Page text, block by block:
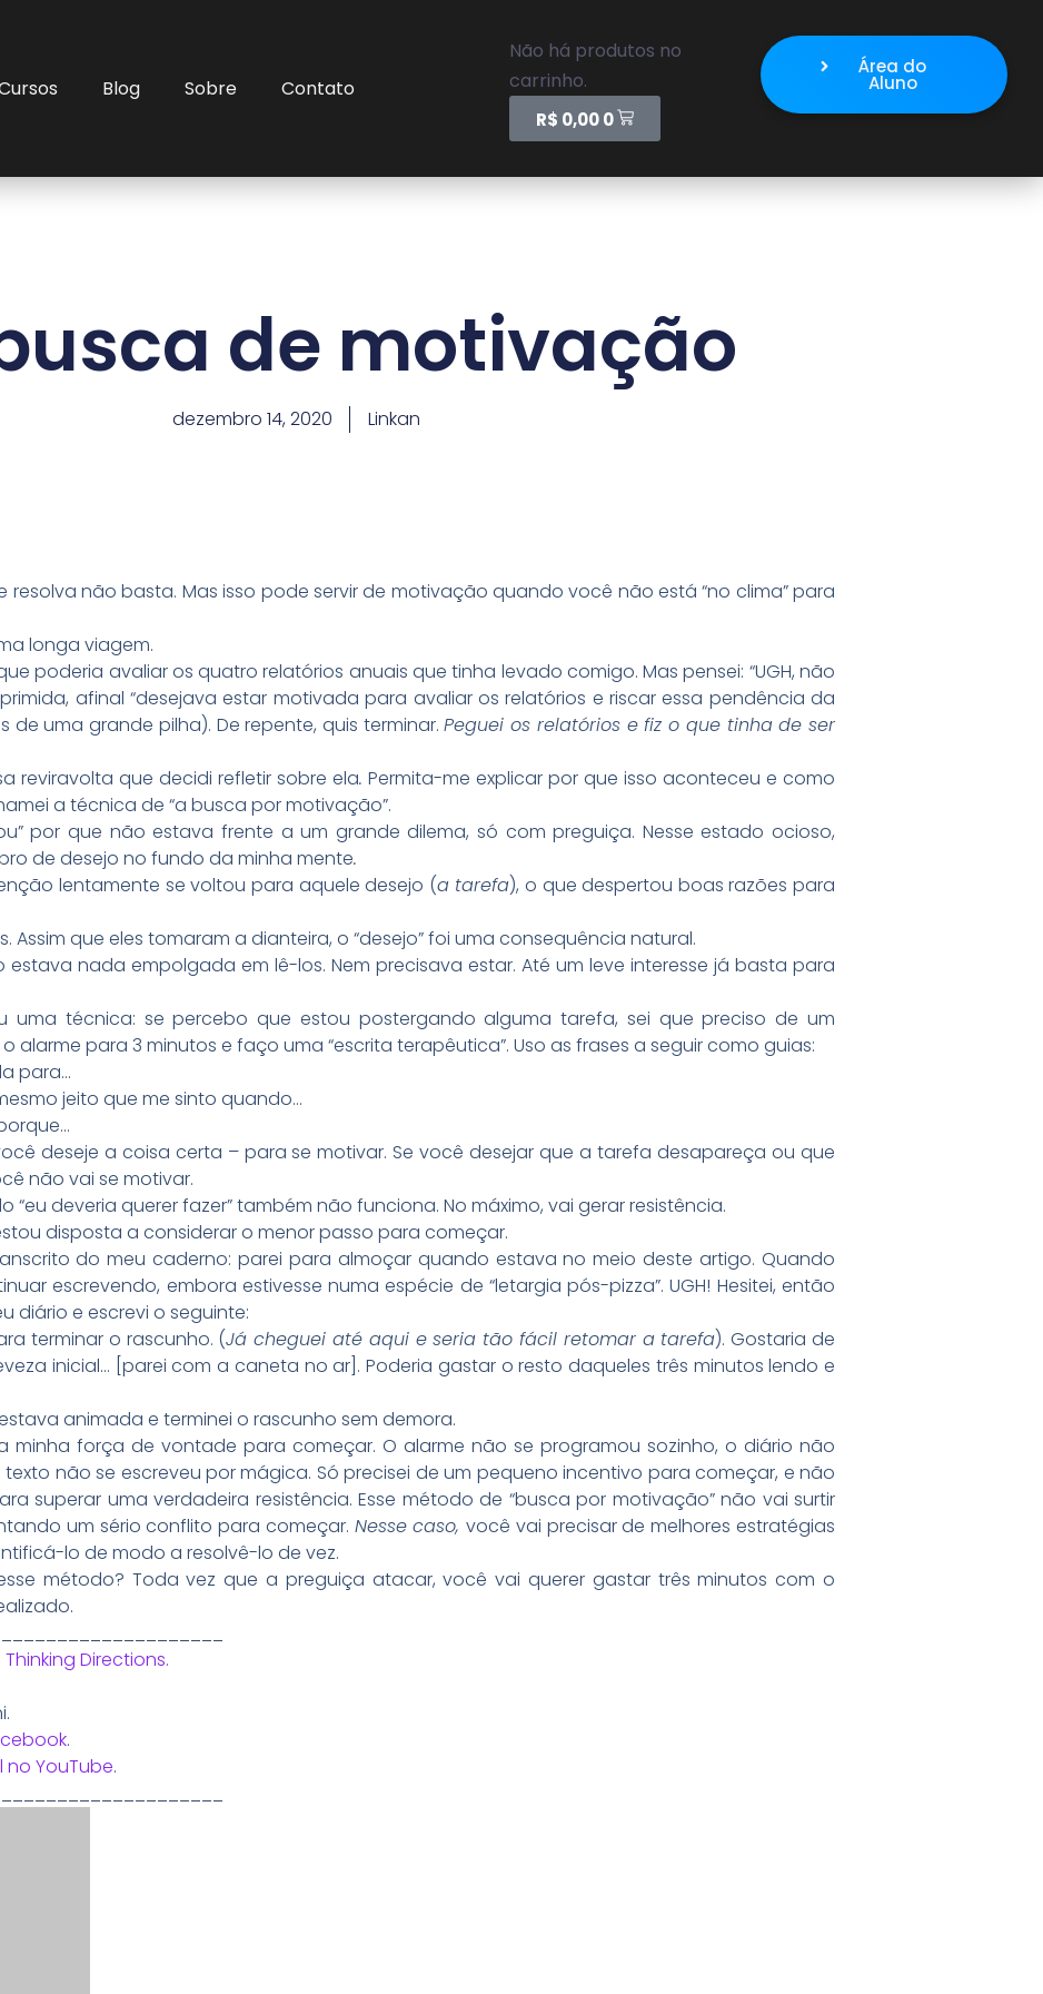
Blog Sobre Contato
Não há produtos no
carrinho.
R$ 0,000
Área do
Aluno
de motivação
dezembro 14, 2020 Linkan
resolva não basta. Mas isso pode servir de motivação quando você não está “no clima” para
longa viagem.
poderia avaliar os quatro relatórios anuais que tinha levado comigo. Mas pensei: “UGH, não
afinal “desejava estar motivada para avaliar os relatórios e riscar essa pendência da
de uma grande pilha). De repente, quis terminar.Peguei os relatórios e fiz o que tinha de ser
reviravolta que decidi refletir sobre ela. Permita-me explicar por que isso aconteceu e como
a técnica de “a busca por motivação”.
por que não estava frente a um grande dilema, só com preguiça. Nesse estado ocioso,
de desejo no fundo da minha mente.
lentamente se voltou para aquele desejo (a tarefa), o que despertou boas razões para
Assim que eles tomaram a dianteira, o “desejo” foi uma consequência natural.
estava nada empolgada em lê-los. Nem precisava estar. Até um leve interesse já basta para
uma técnica: se percebo que estou postergando alguma tarefa, sei que preciso de um
alarme para 3 minutos e faço uma “escrita terapêutica”. Uso as frases a seguir como guias:
para…
jeito que me sinto quando…
deseje a coisa certa – para se motivar. Se você desejar que a tarefa desapareça ou que
não vai se motivar.
“eu deveria querer fazer” também não funciona. No máximo, vai gerar resistência.
disposta a considerar o menor passo para começar.
do meu caderno: parei para almoçar quando estava no meio deste artigo. Quando
escrevendo, embora estivesse numa espécie de “letargia pós-pizza”. UGH! Hesitei, então
diário e escrevi o seguinte:
terminar o rascunho. (Já cheguei até aqui e seria tão fácil retomar a tarefa). Gostaria de
inicial… [parei com a caneta no ar]. Poderia gastar o resto daqueles três minutos lendo e
animada e terminei o rascunho sem demora.
minha força de vontade para começar. O alarme não se programou sozinho, o diário não
não se escreveu por mágica. Só precisei de um pequeno incentivo para começar, e não
superar uma verdadeira resistência. Esse método de “busca por motivação” não vai surtir
um sério conflito para começar. Nesse caso,você vai precisar de melhores estratégias
lo de modo a resolvê-lo de vez.
método? Toda vez que a preguiça atacar, você vai querer gastar três minutos com o
Thinking Directions.
.
YouTube.